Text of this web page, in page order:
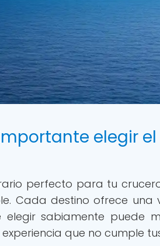
elegir
perfecto para tu
Cada destino ofrece
elegir sabiamente puede
que no cumple